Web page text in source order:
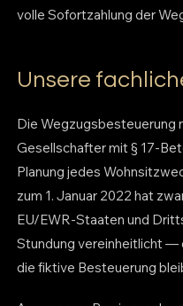
volle Sofortzahlung der
Unsere
Die Wegzugsbesteuerung
Gesellschafter mit § 17-
Planung jedes
zum 1. Januar 2022 hat
EU/EWR-Staaten und
Stundung vereinheitlicht —
die fiktive Besteuerung